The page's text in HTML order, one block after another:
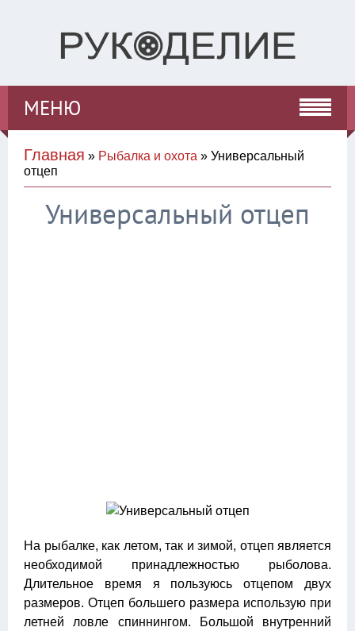
МЕНЮ
Главная » Рыбалка и охота » Универсальный
отцеп
Универсальный отцеп
На рыбалке, как летом, так и зимой, отцеп является
необходимой принадлежностью рыболова.
Длительное время я пользуюсь отцепом двух
размеров. Отцеп большего размера использую при
летней ловле спиннингом. Большой внутренний